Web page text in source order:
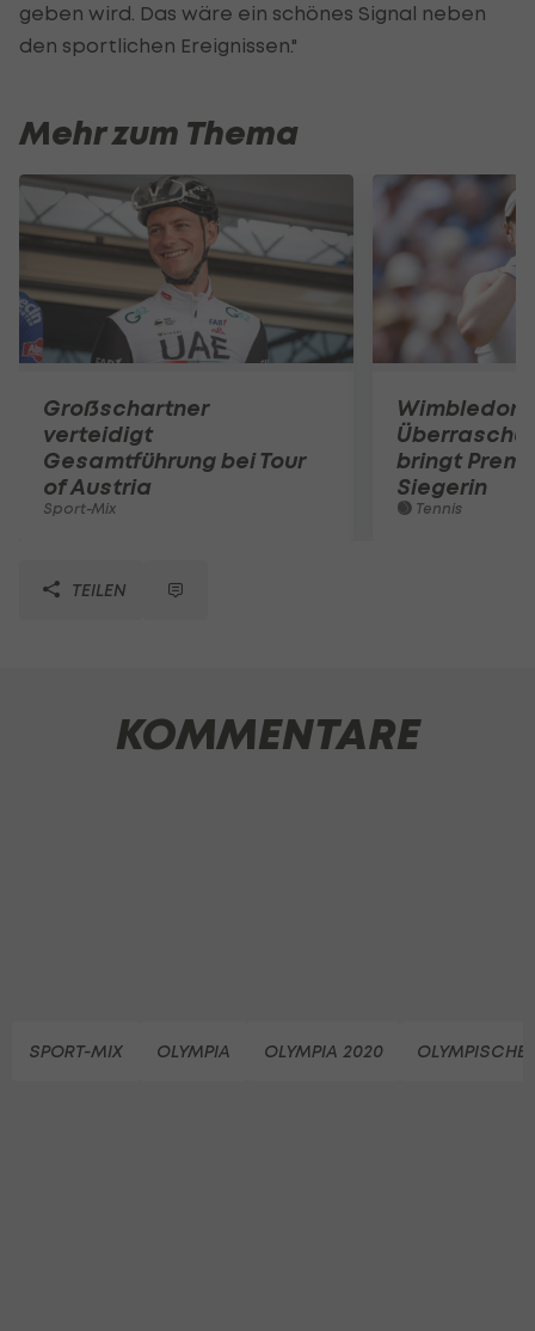
geben wird. Das wäre ein schönes Signal neben
den sportlichen Ereignissen."
Mehr zum Thema
Großschartner
verteidigt
Gesamtführung bei Tour
of Austria
Sport-Mix
Wimbledon:
bringt
Siegerin
Tennis
TEILEN
KOMMENTARE
SPORT-MIX OLYMPIA OLYMPIA 2020 OLYMPISCHE